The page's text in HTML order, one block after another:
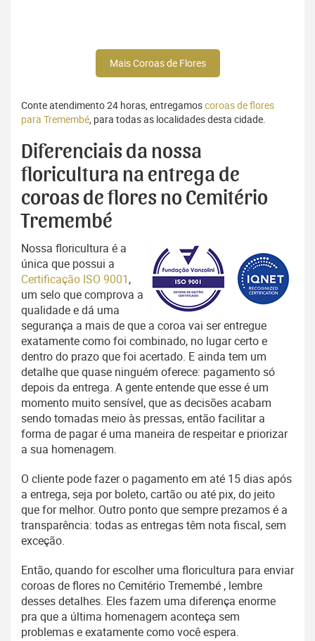
Mais Coroas de Flores
Conte atendimento 24 horas, entregamoscoroas de flores
para Tremembé, para todas as localidades desta cidade.
Diferenciais da nossa
floricultura na entrega de
coroas de flores no Cemitério
Tremembé
Nossa floricultura é a
única que possui a
Certificação ISO 9001,
um selo que comprova a
qualidade e dá uma
segurança a mais de que a coroa vai ser entregue
exatamente como foi combinado, no lugar certo e
dentro do prazo que foi acertado. E ainda tem um
detalhe que quase ninguém oferece: pagamento só
depois da entrega. A gente entende que esse é um
momento muito sensível, que as decisões acabam
sendo tomadas meio às pressas, então facilitar a
forma de pagar é uma maneira de respeitar e priorizar
a sua homenagem.
O cliente pode fazer o pagamento em até 15 dias após
a entrega, seja por boleto, cartão ou até pix, do jeito
que for melhor. Outro ponto que sempre prezamos é a
transparência: todas as entregas têm nota fiscal, sem
exceção.
Então, quando for escolher uma floricultura para enviar
coroas de flores no Cemitério Tremembé , lembre
desses detalhes. Eles fazem uma diferença enorme
pra que a última homenagem aconteça sem
problemas e exatamente como você espera.